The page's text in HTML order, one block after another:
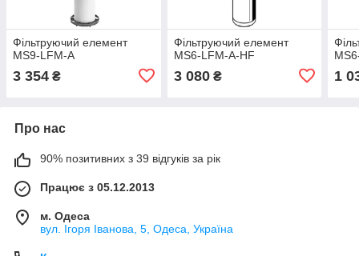
Фільтруючий елемент
MS9-LFM-A
3 354 ₴
Фільтруючий елемент
MS6-LFM-A-HF
3 080₴ 1
Про нас
90% позитивних з 39 відгуків за рік
Працює з 05.12.2013
м. Одеса
вул. Ігоря Іванова, 5, Одеса, Україна